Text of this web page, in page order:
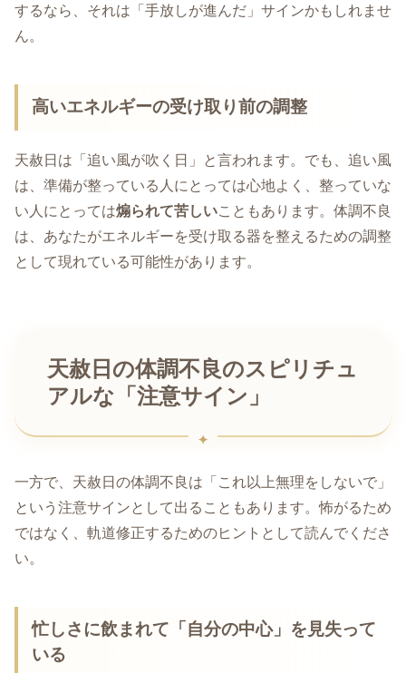
するなら、それは「手放しが進んだ」サインかもしれませ
ん。
高いエネルギーの受け取り前の調整
天赦日は「追い風が吹く日」と言われます。でも、追い風
は、準備が整っている人にとっては心地よく、整っていな
い人にとっては煽られて苦しいこともあります。体調不良
は、あなたがエネルギーを受け取る器を整えるための調整
として現れている可能性があります。
天赦日の体調不良のスピリチュ
アルな「注意サイン」
一方で、天赦日の体調不良は「これ以上無理をしないで」
という注意サインとして出ることもあります。怖がるため
ではなく、軌道修正するためのヒントとして読んでくださ
い。
忙しさに飲まれて「自分の中心」を見失って
いる